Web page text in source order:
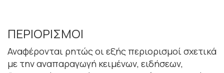
ΠΕΡΙΟΡΙΣΜΟΙ
Αναφέρονται ρητώς οι εξής περιορισμοί σχετικά
με την αναπαραγωγή κειµένων, ειδήσεων,